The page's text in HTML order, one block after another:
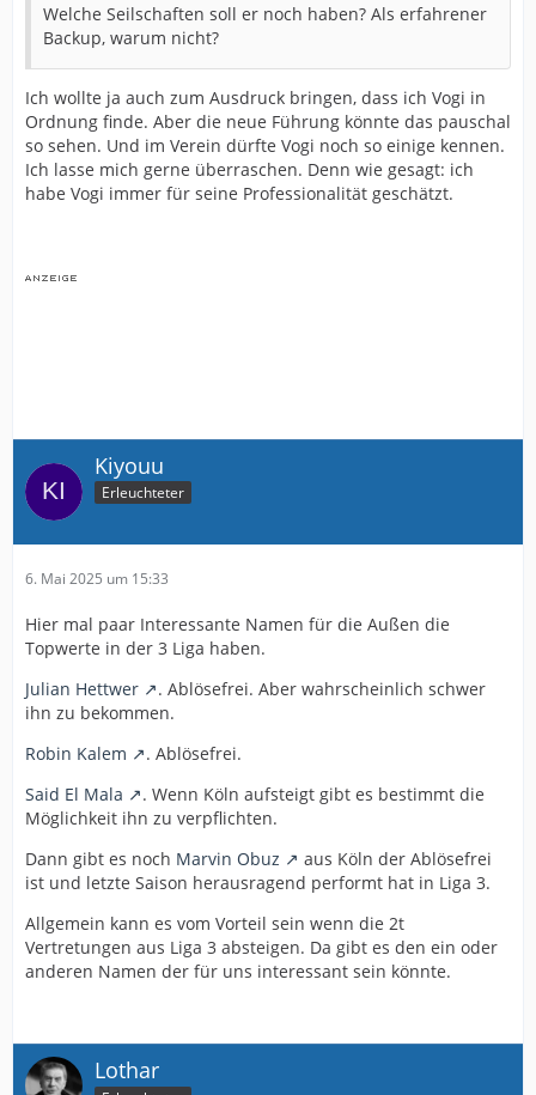
Welche Seilschaften soll er noch haben? Als erfahrener
Backup, warum nicht?
Ich wollte ja auch zum Ausdruck bringen, dass ich Vogi in
Ordnung finde. Aber die neue Führung könnte das pauschal
so sehen. Und im Verein dürfte Vogi noch so einige kennen.
Ich lasse mich gerne überraschen. Denn wie gesagt: ich
habe Vogi immer für seine Professionalität geschätzt.
Kiyouu
Erleuchteter
6. Mai 2025 um 15:33
Hier mal paar Interessante Namen für die Außen die
Topwerte in der 3 Liga haben.
Julian Hettwer
. Ablösefrei. Aber wahrscheinlich schwer
ihn zu bekommen.
Robin Kalem
. Ablösefrei.
Said El Mala
. Wenn Köln aufsteigt gibt es bestimmt die
Möglichkeit ihn zu verpflichten.
Dann gibt es noch Marvin Obuz
aus Köln der Ablösefrei
ist und letzte Saison herausragend performt hat in Liga 3.
Allgemein kann es vom Vorteil sein wenn die 2t
Vertretungen aus Liga 3 absteigen. Da gibt es den ein oder
anderen Namen der für uns interessant sein könnte.
Lothar